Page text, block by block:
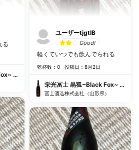
る
純米大吟醸無濾過生原酒
ユーザーtjgtIB
Good!
軽くていつでも飲んでられる
乾杯数：0 投稿日：8月2日
栄光冨士 黒狐~Black Fox~ 純米大
冨士酒造株式会社（山形県）